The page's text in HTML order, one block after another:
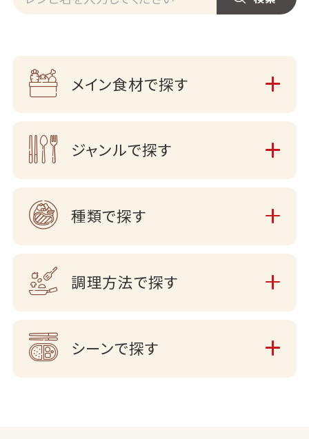
メイン食材で探す
ジャンルで探す
種類で探す
調理方法で探す
シーンで探す